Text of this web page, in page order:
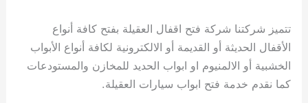
تتميز شركتنا شركة فتح اقفال العقيلة بفتح كافة أنواع
الأقفال الحديثة أو القديمة أو الالكترونية لكافة أنواع الأبواب
الخشبية أو الالمنيوم او ابواب الحديد للمخازن والمستودعات
كما نقدم خدمة فتح ابواب سيارات العقيلة.